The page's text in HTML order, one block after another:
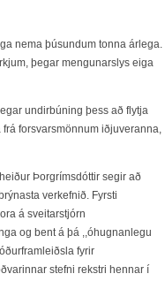
nema þúsundum tonna árlega.
þegar mengunarslys eiga
undirbúning þess að flytja
forsvarsmönnum iðjuveranna,
Þorgrímsdóttir segir að
verkefnið. Fyrsti
á sveitarstjórn
og bent á þá ,,óhugnanlegu
fyrir
stefni rekstri hennar í